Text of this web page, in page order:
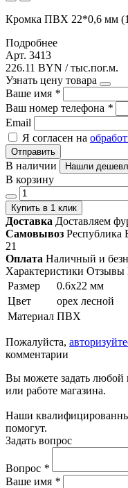
Кромка ПВХ 22*0,6 мм
Подробнее
Арт. 3413
226.11 BYN / тыс.пог.м.
Узнать цену товара
Ваше имя *
Ваш номер телефона *
Email
Я согласен на
Отправить
В наличии Нашли
В корзину
Купить в 1 клик
Доставка Доставляем
Самовывоз Республика
21
Оплата Наличный и
Характеристики Отзывы
Размер
0.6х22 мм
Цвет
орех лесной
Материал ПВХ
Пожалуйста,
комментарии
Вы можете задать любой
или работе магазина.
Наши
помогут.
Задать вопрос
Вопрос *
Ваше имя *